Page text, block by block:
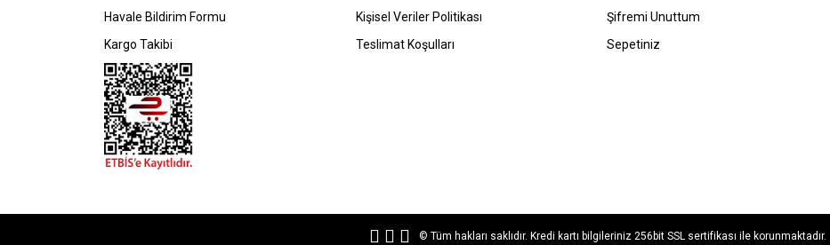
Havale Bildirim Formu
Kargo Takibi
Kişisel Veriler Politikası
Teslimat Koşulları
Şifremi Unuttum
Sepetiniz
© Tüm hakları saklıdır. Kredi kartı bilgileriniz 256bit SSL sertifikası ile korunmaktadır.